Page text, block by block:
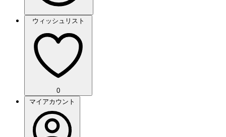
ウィッシュリスト
0
マイアカウント